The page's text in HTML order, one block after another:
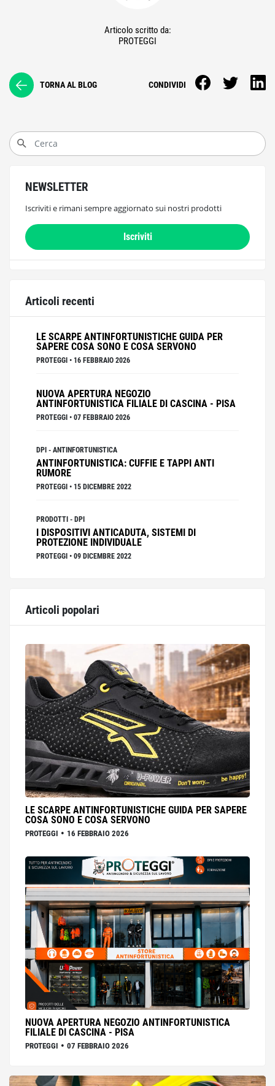
TORNA AL BLOG
Articolo scritto da:
PROTEGGI
CONDIVIDI
NEWSLETTER
Iscriviti e rimani sempre aggiornato sui nostri prodotti
Iscriviti
Articoli recenti
LE SCARPE ANTINFORTUNISTICHE GUIDA PER
SAPERE COSA SONO E COSA SERVONO
PROTEGGI • 16 FEBBRAIO 2026
NUOVA APERTURA NEGOZIO
ANTINFORTUNISTICA FILIALE DI CASCINA - PISA
PROTEGGI • 07 FEBBRAIO 2026
DPI -ANTINFORTUNISTICA
ANTINFORTUNISTICA: CUFFIE E TAPPI ANTI
RUMORE
PROTEGGI • 15 DICEMBRE 2022
PRODOTTI -DPI
I DISPOSITIVI ANTICADUTA, SISTEMI DI
PROTEZIONE INDIVIDUALE
PROTEGGI • 09 DICEMBRE 2022
Articoli popolari
LE SCARPE ANTINFORTUNISTICHE GUIDA PER SAPERE
COSA SONO E COSA SERVONO
PROTEGGI • 16 FEBBRAIO 2026
NUOVA APERTURA NEGOZIO ANTINFORTUNISTICA
FILIALE DI CASCINA - PISA
PROTEGGI • 07 FEBBRAIO 2026